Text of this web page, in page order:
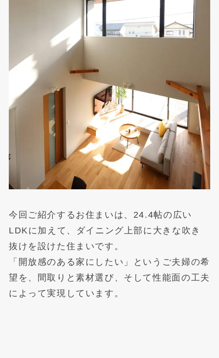
今回ご紹介するお住まいは、24.4帖の広い
LDKに加えて、ダイニング上部に大きな吹き
抜けを設けた住まいです。
「開放感のある家にしたい」というご夫婦の希
望を、間取りと素材選び、そして性能面の工夫
によって実現しています。